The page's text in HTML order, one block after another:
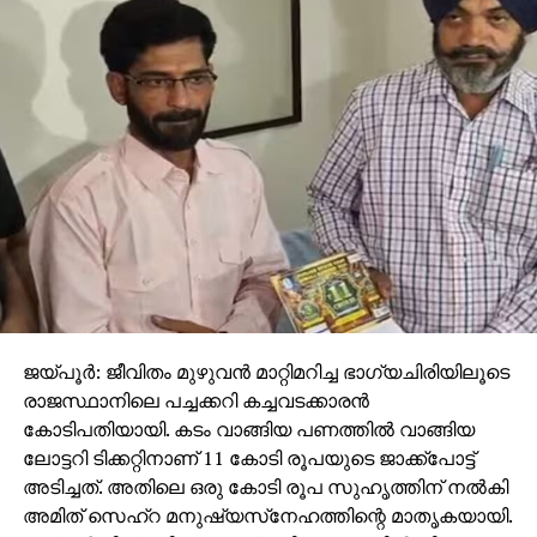
ഹജ്ജ് ക്വാട്ട ലക്ഷത്തില്‍ നിന്ന് ഒന്നേ മുക്കാല്‍
ലക്ഷത്തിലെത്തിച്ച അഹമ്മദ് സാഹിബിന്റെ സഭയിലെ
അവസാന ചോദ്യം ശബരിമലയിലെ
വിമാനത്താവളത്തെ കുറിച്ചായിരുന്നുവെന്നത്
യാദൃച്ഛികമല്ല. കക്ഷിരാഷ്ട്രീയത്തിന് അതീതമായി
പൊതു സമൂഹം അഹമ്മദ് സാഹിബിനുണ്ടായ
ദുരനുഭവത്തിന് കണക്കുചോദിക്കാന്‍ രംഗത്തുണ്ടെന്നത്
തന്നെ ജനാധിപത്യത്തിന്റെ ഉറച്ച സാധ്യത
ശരിവെക്കുന്നതാണ്. സംയുക്ത
പാര്‍ലമെന്ററിസമിതിയുടെ അന്വേഷണം,
മനുഷ്യാവകാശ കമ്മീഷന്‍ ഇടപെടല്‍, കോടതി
വിഷയത്തില്‍ രാഷ്ട്രപതിയുടെ ഇടപെടല്‍
ആവശ്യപ്പെട്ട് മെയില്‍ അയച്ചും ബഹുമുഖ
പ്രതിഷേധങ്ങളാണ് ഉയര്‍ന്നുവരുന്നത്.
ഇത്തരം ജനാധിപത്യത്തിന്റെ നേരായ സാധ്യതകള്‍
വെറും വൈകാരിക വിഷയമാക്കി
ജയ്പൂര്‍: ജീവിതം മുഴുവന്‍ മാറ്റിമറിച്ച ഭാഗ്യചിരിയിലൂടെ
രാജസ്ഥാനിലെ പച്ചക്കറി കച്ചവടക്കാരന്‍
കോടിപതിയായി. കടം വാങ്ങിയ പണത്തില്‍ വാങ്ങിയ
ലോട്ടറി ടിക്കറ്റിനാണ് 11 കോടി രൂപയുടെ ജാക്ക്‌പോട്ട്
അടിച്ചത്. അതിലെ ഒരു കോടി രൂപ സുഹൃത്തിന് നല്‍കി
അമിത് സെഹ്‌റ മനുഷ്യസ്‌നേഹത്തിന്റെ മാതൃകയായി.